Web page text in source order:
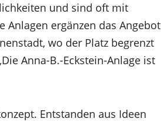
und sind oft mit
Anlagen ergänzen das Angebot
wo der Platz begrenzt
Anna-B.-Eckstein-Anlage ist
Entstanden aus Ideen